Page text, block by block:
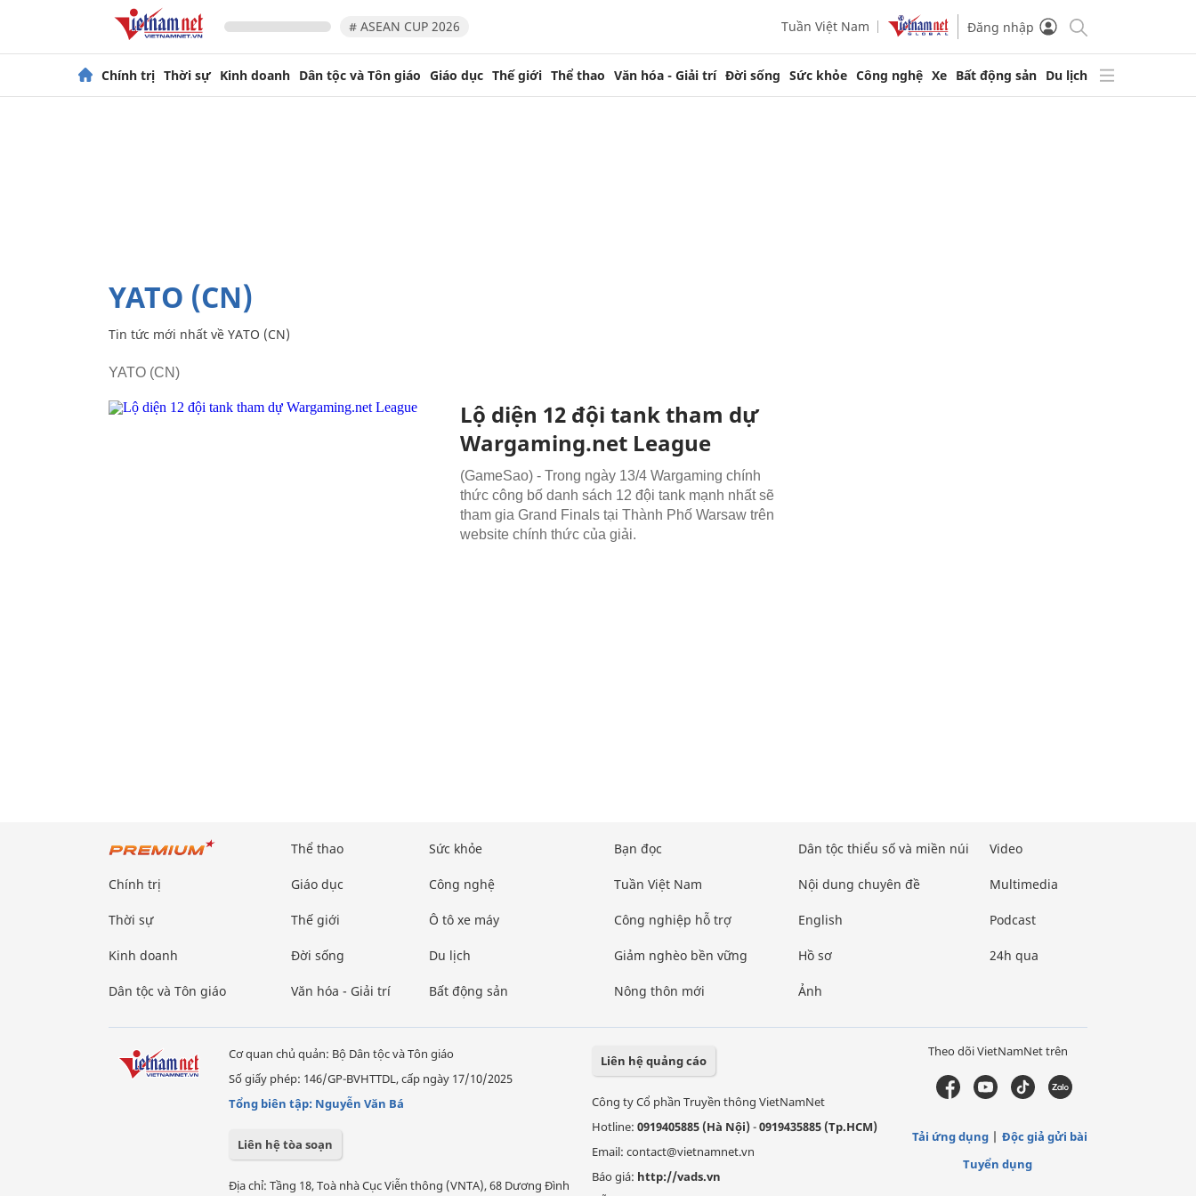
# ASEAN CUP 2026 Tuần Việt Nam Đăng nhập
Chính trị Thời sự Kinh doanh Dân tộc và Tôn giáo Giáo dục Thế giới Thể thao Văn hóa - Giải trí Đời sống Sức khỏe Công nghệ Xe Bất động sản Du lịch
YATO (CN)
Tin tức mới nhất về YATO (CN)
YATO (CN)
Lộ diện 12 đội tank tham dự
Wargaming.net League
(GameSao) - Trong ngày 13/4 Wargaming chính
thức công bố danh sách 12 đội tank mạnh nhất sẽ
tham gia Grand Finals tại Thành Phố Warsaw trên
website chính thức của giải.
Chính trị
Thời sự
Kinh doanh
Dân tộc và Tôn giáo
Thể thao
Giáo dục
Thế giới
Đời sống
Văn hóa - Giải trí
Sức khỏe
Công nghệ
Ô tô xe máy
Du lịch
Bất động sản
Bạn đọc
Tuần Việt Nam
Công nghiệp hỗ trợ
Giảm nghèo bền vững
Nông thôn mới
Dân tộc thiểu số và miền núi
Nội dung chuyên đề
English
Hồ sơ
Ảnh
Video
Multimedia
Podcast
24h qua
Cơ quan chủ quản: Bộ Dân tộc và Tôn giáo
Số giấy phép: 146/GP-BVHTTDL, cấp ngày 17/10/2025
Tổng biên tập: Nguyễn Văn Bá
Liên hệ tòa soạn
Địa chỉ: Tầng 18, Toà nhà Cục Viễn thông (VNTA), 68 Dương Đình
Liên hệ quảng cáo
Công ty Cổ phần Truyền thông VietNamNet
Hotline: 0919405885 (Hà Nội)-0919435885 (Tp.HCM)
Email: contact@vietnamnet.vn
Báo giá: http://vads.vn
Theo dõi VietNamNet trên
Tải ứng dụng
Độc giả gửi bài
Tuyển dụng